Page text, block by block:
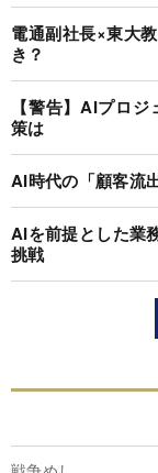
電通副社長×東大
き？
【警告】AIプロ
策は
AI時代の「顧客流
AIを前提とした業
挑戦